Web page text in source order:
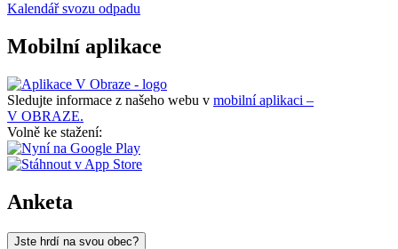
Kalendář svozu odpadu
Mobilní aplikace
Sledujte informace z našeho webu v mobilní aplikaci –
V OBRAZE.
Volně ke stažení:
Anketa
Jste hrdí na svou obec?